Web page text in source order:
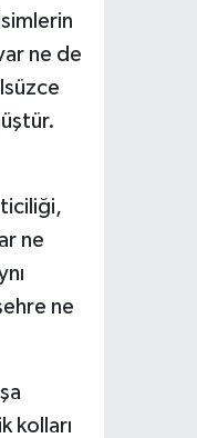
ne de
ne
ne
kolları